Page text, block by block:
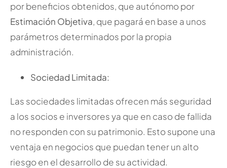
por beneficios obtenidos, que autónomo por
Estimación Objetiva, que pagará en base a unos
parámetros determinados por la propia
administración.
Sociedad Limitada:
Las sociedades limitadas ofrecen más seguridad
a los socios e inversores ya que en caso de fallida
no responden con su patrimonio. Esto supone una
ventaja en negocios que puedan tener un alto
riesgo en el desarrollo de su actividad.